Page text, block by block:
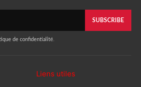
SUBSCRIBE
de confidentialité
Liens utiles